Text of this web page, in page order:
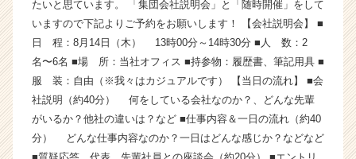
テ
ィ
ー
の
タ
イ
ラ
イ
たいと思ています。 「集団会社説明会」と「随時開催」をして
いますので下記よりご予約をお願いします！ 【会社説明会】 ■
日 程：8月14日（木） 13時00分～14時30分 ■人 数：2
名〜6名 ■場 所：当社オフィス ■持参物：履歴書、筆記用具 ■
服 装：自由（※我々はカジュアルです） 【当日の流れ】 ■会
社説明（約40分） 何をしている会社なのか？、どんな先輩
がいるか？他社の違いは？など ■仕事内容＆一日の流れ（約40
分） どんな仕事内容なのか？一日はどんな感じか？などなど